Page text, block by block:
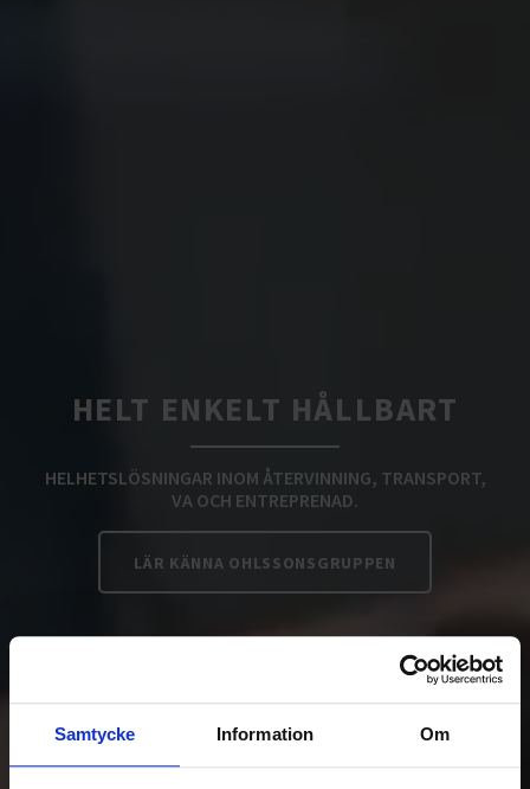
Samtycke Information Om
HELT ENKELT HÅLLBART
HELHETSLÖSNINGAR INOM ÅTERVINNING, TRANSPORT,
VA OCH ENTREPRENAD.
LÄR KÄNNA OHLSSONSGRUPPEN